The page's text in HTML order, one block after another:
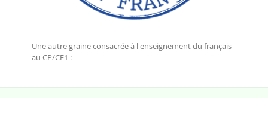
Une autre graine consacrée à l'enseignement du français
au CP/CE1 :